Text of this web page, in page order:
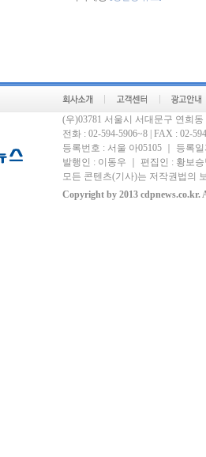
(우)03781 서울시 서대문구 연희
전화 : 02-594-5906~8 | FAX : 02-
등록번호 : 서울 아05105 ｜ 등록
발행인 : 이동우 ｜ 편집인 : 황보
모든 콘텐츠(기사)는 저작권법의
Copyright by 2013 cdpnews.co.kr.